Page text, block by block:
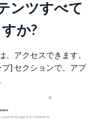
ンツすべて
か?
、アクセスできます。
] セクションで、アプ